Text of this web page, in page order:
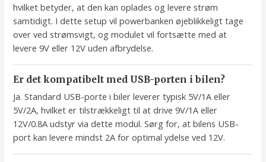
hvilket betyder, at den kan oplades og levere strøm
samtidigt. I dette setup vil powerbanken øjeblikkeligt tage
over ved strømsvigt, og modulet vil fortsætte med at
levere 9V eller 12V uden afbrydelse.
Er det kompatibelt med USB-porten i bilen?
Ja. Standard USB-porte i biler leverer typisk 5V/1A eller
5V/2A, hvilket er tilstrækkeligt til at drive 9V/1A eller
12V/0.8A udstyr via dette modul. Sørg for, at bilens USB-
port kan levere mindst 2A for optimal ydelse ved 12V.